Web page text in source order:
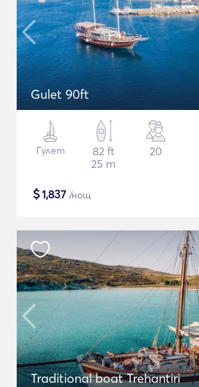
Gulet 90ft
Гулет
82 ft
25 m
20
$1,837 /нощ
Traditional boat Trehantiri